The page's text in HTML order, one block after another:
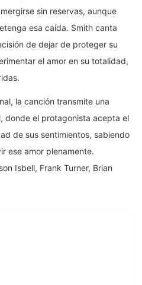
sin reservas, aunque
esa caída. Smith canta
de dejar de proteger su
el amor en su totalidad,
la canción transmite una
donde el protagonista acepta el
de sus sentimientos, sabiendo
ese amor plenamente.
Isbell, Frank Turner, Brian